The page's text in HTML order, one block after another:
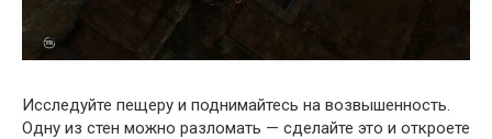
Исследуйте пещеру и поднимайтесь на возвышенность.
Одну из стен можно разломать — сделайте это и откроете